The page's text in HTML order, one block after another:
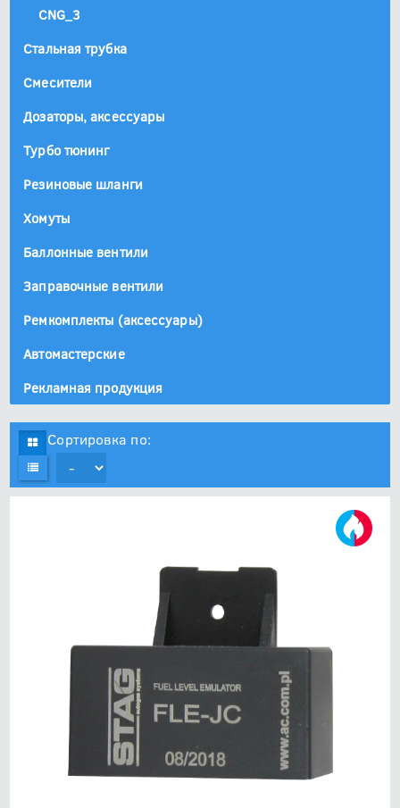
CNG_3
Стальная трубка
Смесители
Дозаторы, аксессуары
Турбо тюнинг
Резиновые шланги
Хомуты
Баллонные вентили
Заправочные вентили
Ремкомплекты (аксессуары)
Автомастерские
Рекламная продукция
Сортировка по: